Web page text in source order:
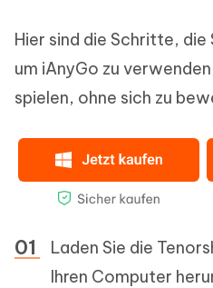
Hier sind die Schritte, die
um iAnyGo zu
spielen, ohne sich zu
Laden Sie die
Ihren Computer